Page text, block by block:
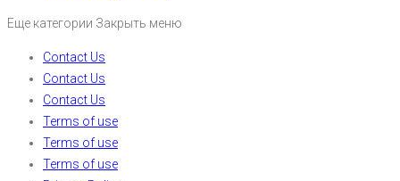
Еще категории Закрыть меню
Contact Us
Contact Us
Contact Us
Terms of use
Terms of use
Terms of use